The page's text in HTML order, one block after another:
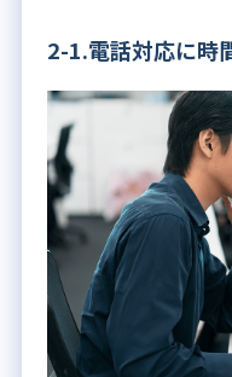
2-1.電話対応に時